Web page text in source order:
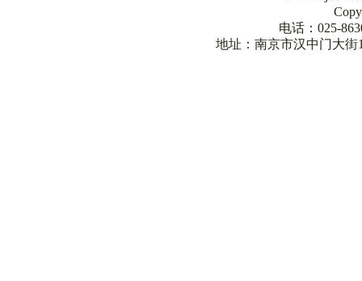
电话：025-
地址：南京市汉中门大